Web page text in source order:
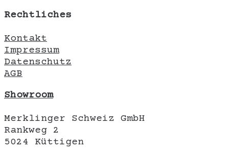
Rechtliches
Kontakt
Impressum
Datenschutz
AGB
Showroom
Merklinger Schweiz GmbH
Rankweg 2
5024 Küttigen